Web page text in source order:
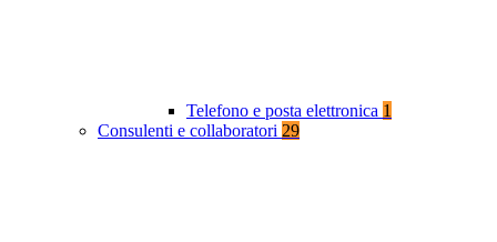
Telefono e posta elettronica 1
Consulenti e collaboratori 29